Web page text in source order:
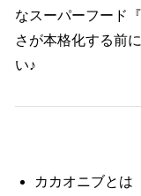
なスーパーフード
さが本格化する前
い♪
カカオニブとは